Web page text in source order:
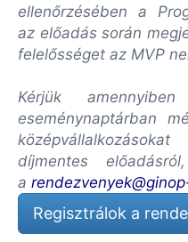
ellenőrzésében a
az előadás során
felelősséget az MVP
Kérjük
eseménynaptárban
díjmentes
a
Regisztrálok a